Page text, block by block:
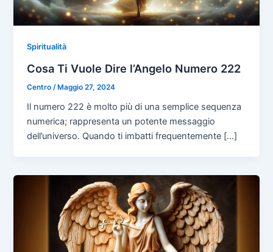
Spiritualità
Cosa Ti Vuole Dire l’Angelo Numero 222
Centro /Maggio 27, 2024
Il numero 222 è molto più di una semplice sequenza
numerica; rappresenta un potente messaggio
dell’universo. Quando ti imbatti frequentemente […]